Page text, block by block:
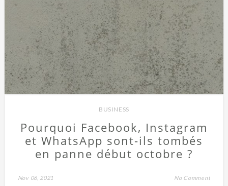
BUSINESS
Pourquoi Facebook, Instagram
et WhatsApp sont-ils tombés
en panne début octobre ?
Nov 06, 2021 No Comment